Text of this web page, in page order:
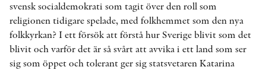
svensk socialdemokrati som tagit över den roll som
religionen tidigare spelade, med folkhemmet som den nya
folkkyrkan? I ett försök att förstå hur Sverige blivit som det
blivit och varför det är så svårt att avvika i ett land som ser
sig som öppet och tolerant ger sig statsvetaren Katarina